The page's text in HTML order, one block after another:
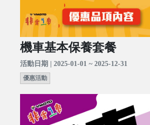
機車基本保養套餐
活動日期 | 2025-01-01 ~ 2025-12-31
優惠活動